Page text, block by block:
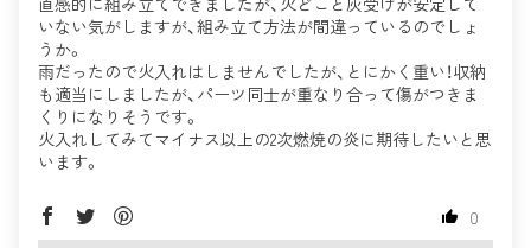
いない気がしますが、組み立て方法が間違っているのでしょ
うか。
雨だったので火入れはしませんでしたが、とにかく重い！収納
も適当にしましたが、パーツ同士が重なり合って傷がつきま
くりになりそうです。
火入れしてみてマイナス以上の2次燃焼の炎に期待したいと思
います。
0